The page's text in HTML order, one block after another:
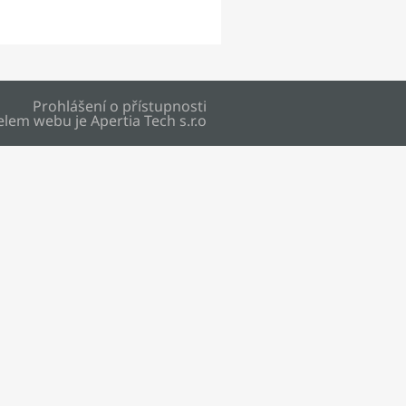
Prohlášení o přístupnosti
webu jeApertia Tech s.r.o